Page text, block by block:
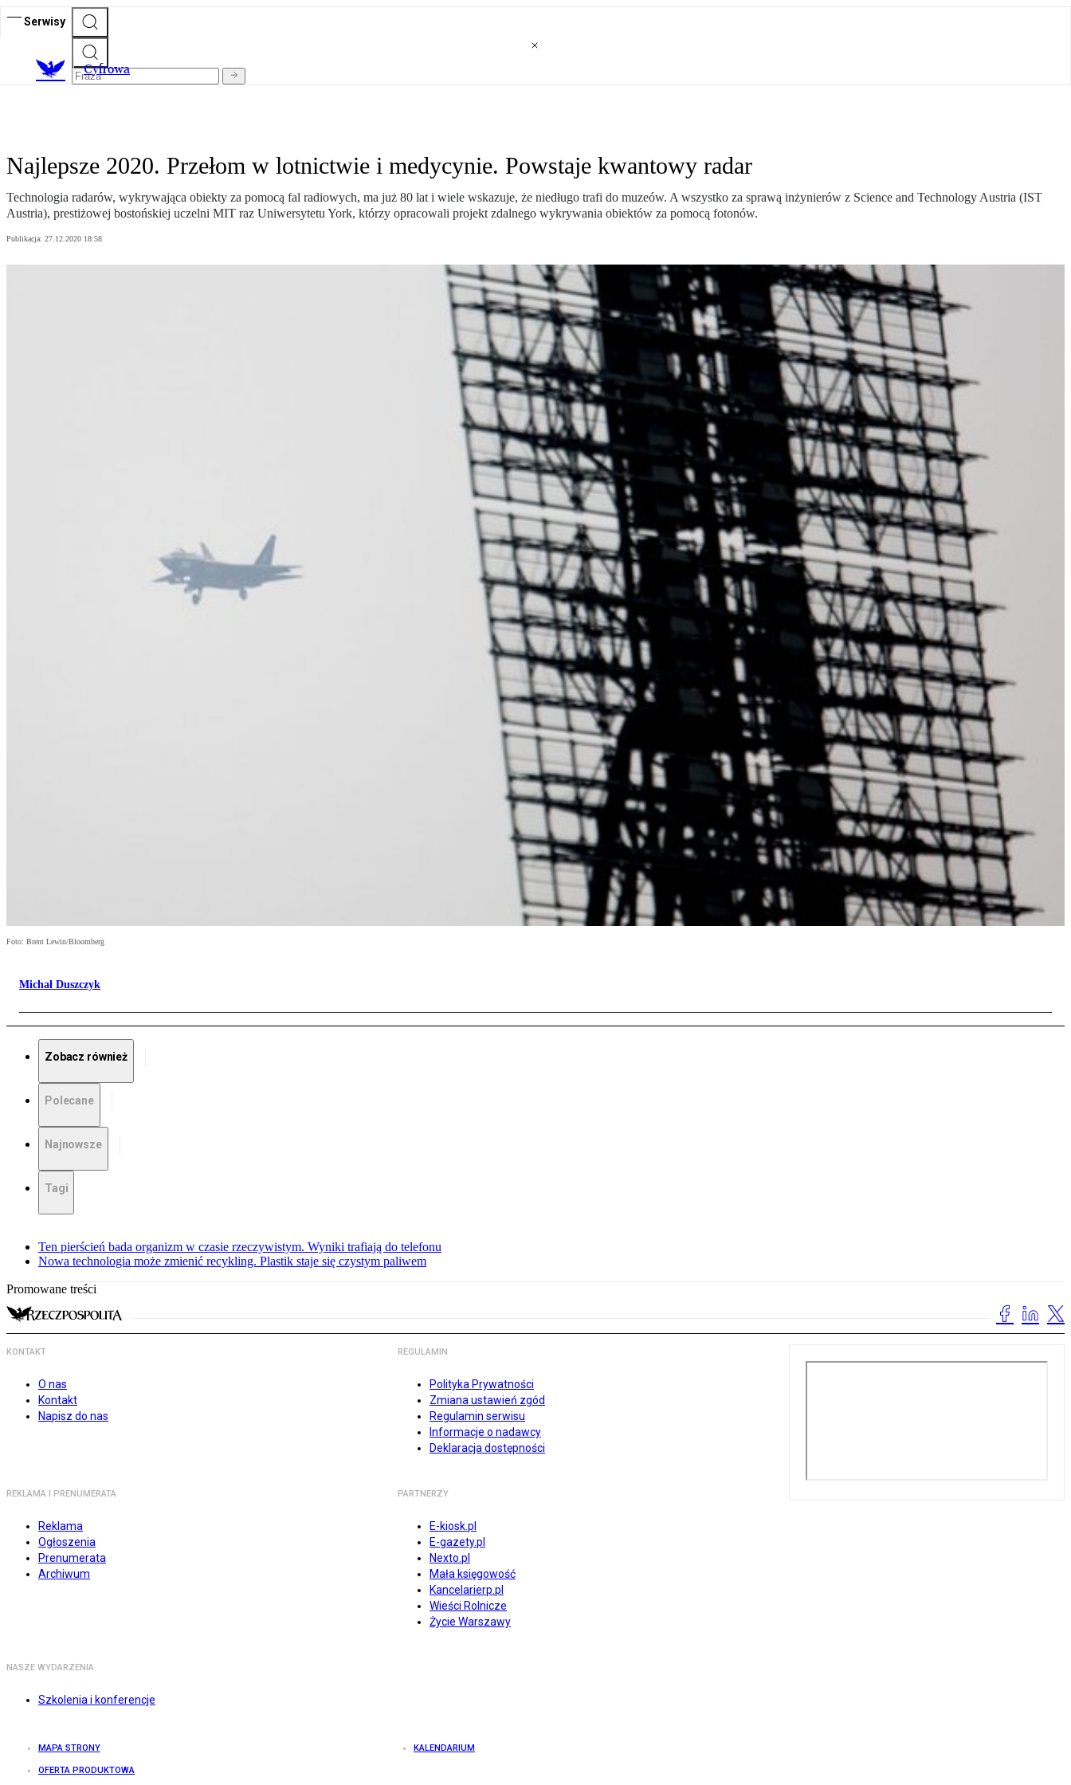
Serwisy
Cyfrowa
Najlepsze 2020. Przełom w lotnictwie i medycynie. Powstaje kwantowy radar
Technologia radarów, wykrywająca obiekty za pomocą fal radiowych, ma już 80 lat i wiele wskazuje, że niedługo trafi do muzeów. A wszystko za sprawą inżynierów z Science and Technology Austria (IST
Austria), prestiżowej bostońskiej uczelni MIT raz Uniwersytetu York, którzy opracowali projekt zdalnego wykrywania obiektów za pomocą fotonów.
Publikacja: 27.12.2020 18:58
Foto: Brent Lewin/Bloomberg
Michał Duszczyk
Zobacz również
Polecane
Najnowsze
Tagi
Ten pierścień bada organizm w czasie rzeczywistym. Wyniki trafiają do telefonu
Nowa technologia może zmienić recykling. Plastik staje się czystym paliwem
Promowane treści
KONTAKT
O nas
Kontakt
Napisz do nas
REGULAMIN
Polityka Prywatności
Zmiana ustawień zgód
Regulamin serwisu
Informacje o nadawcy
Deklaracja dostępności
REKLAMA I PRENUMERATA
Reklama
Ogłoszenia
Prenumerata
Archiwum
PARTNERZY
E-kiosk.pl
E-gazety.pl
Nexto.pl
Mała księgowość
Kancelarierp.pl
Wieści Rolnicze
Życie Warszawy
NASZE WYDARZENIA
Szkolenia i konferencje
MAPA STRONY KALENDARIUM
OFERTA PRODUKTOWA